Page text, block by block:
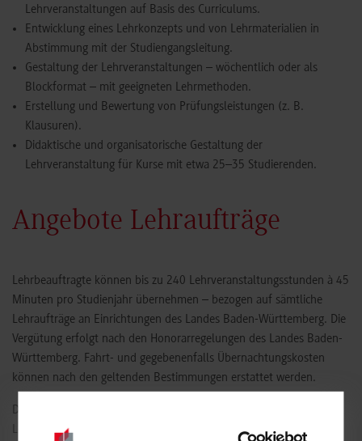
Lehrveranstaltungen auf Basis des Curriculums.
Entwicklung eines Lehrkonzepts und von Lehrmaterialien in
Abstimmung mit der Studiengangsleitung.
Gestaltung der Lehrveranstaltungen – wöchentlich oder als
Blockformat – mit geeigneten Lehrmethoden.
Erstellung und Bewertung von Prüfungsleistungen (z. B.
Klausuren).
Didaktische und organisatorische Gestaltung der
Lehrveranstaltung für Kurse mit etwa 25–35 Studierenden.
Angebote Lehraufträge
Lehrbeauftragte können bis zu 240 Lehrveranstaltungsstunden à 45
Minuten pro Studienjahr übernehmen – bezogen auf sämtliche
Lehraufträge an Einrichtungen des Landes Baden-Württemberg. Die
Vergütung erfolgt nach den Honorarregelungen des Landes Baden-
Württemberg. Fahrt- und gegebenenfalls Übernachtungskosten
können nach den geltenden Bestimmungen erstattet werden.
Das duale Studienmodell der DHBW bietet besonders gute
Lehrbedingungen: Studierende wechseln alle drei Monate zwischen